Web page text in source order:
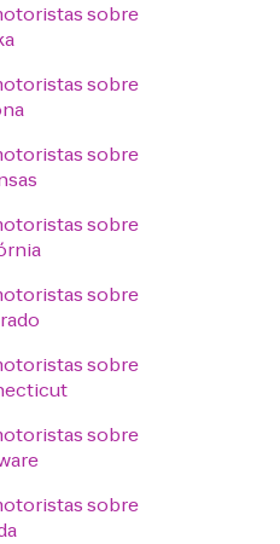
sobre
sobre
sobre
sobre
sobre
sobre
sobre
sobre